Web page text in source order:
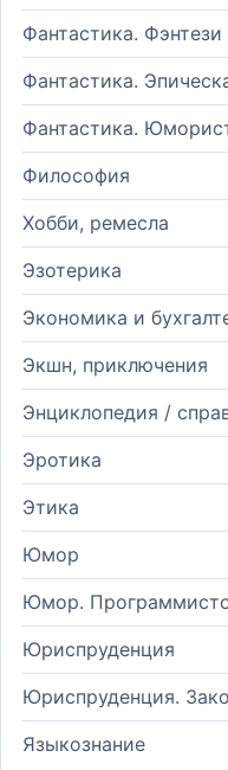
Фантастика. Фэнтези
Фантастика.
Фантастика.
Философия
Хобби, ремесла
Эзотерика
Экономика и
Экшн, приключения
Энциклопедия /
Эротика
Этика
Юмор
Юмор.
Юриспруденция
Юриспруденция.
Языкознание